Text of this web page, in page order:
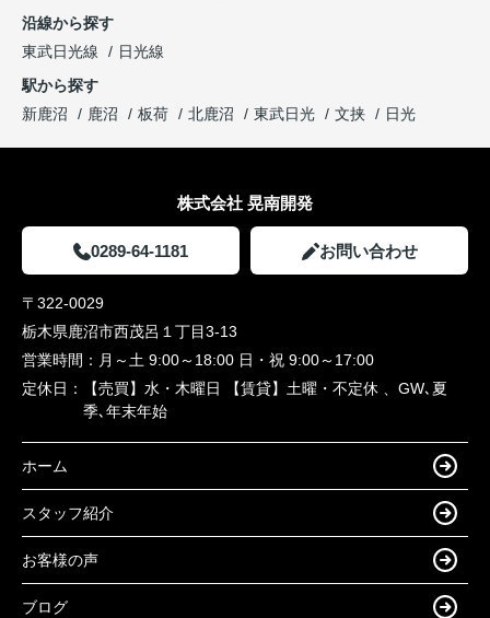
沿線から探す
東武日光線
日光線
駅から探す
新鹿沼
鹿沼 板荷 北鹿沼 東武日光 文挟 日光
株式会社 晃南開発
0289-64-1181 お問い合わせ
〒322-0029
栃木県鹿沼市西茂呂１丁目3-13
営業時間： 月～土 9:00～18:00 日・祝 9:00～17:00
定休日：
【売買】水・木曜日 【賃貸】土曜・不定休 、GW､夏
季､年末年始
ホーム
スタッフ紹介
お客様の声
ブログ